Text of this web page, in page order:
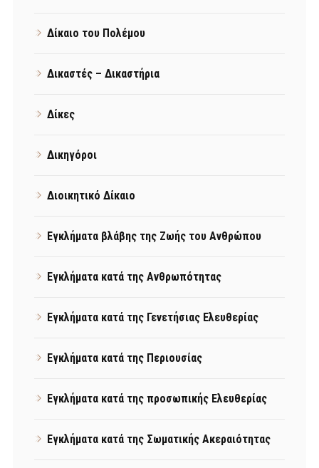
Δίκαιο του Πολέμου
Δικαστές – Δικαστήρια
Δίκες
Δικηγόροι
Διοικητικό Δίκαιο
Εγκλήματα βλάβης της Ζωής του Ανθρώπου
Εγκλήματα κατά της Ανθρωπότητας
Εγκλήματα κατά της Γενετήσιας Ελευθερίας
Εγκλήματα κατά της Περιουσίας
Εγκλήματα κατά της προσωπικής Ελευθερίας
Εγκλήματα κατά της Σωματικής Ακεραιότητας